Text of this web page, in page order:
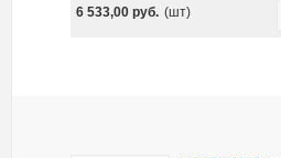
6 533,00руб. (шт)